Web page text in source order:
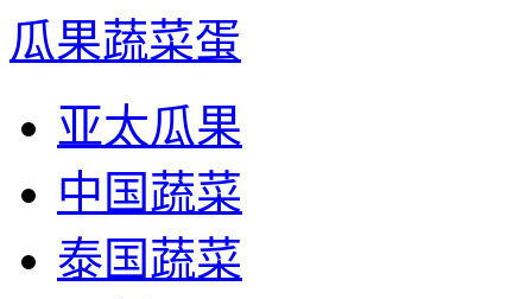
瓜果蔬菜蛋
亚太瓜果
中国蔬菜
泰国蔬菜